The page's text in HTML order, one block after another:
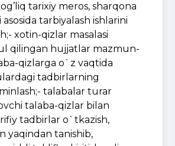
tarixiy meros, sharqona
asosida tarbiyalash ishlarini
xotin-qizlar masalasi
qilingan hujjatlar mazmun-
qizlarga o`z vaqtida
tadbirlarning
talabalar turar
talaba-qizlar bilan
tadbirlar o`tkazish,
yaqindan tanishib,